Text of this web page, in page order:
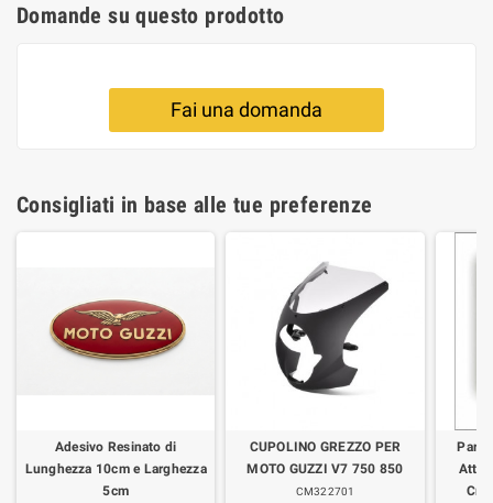
Domande su questo prodotto
Fai una domanda
Consigliati in base alle tue preferenze
Adesivo Resinato di
Lunghezza 10cm e Larghezza
5cm
CUPOLINO GREZZO PER
MOTO GUZZI V7 750 850
CM322701